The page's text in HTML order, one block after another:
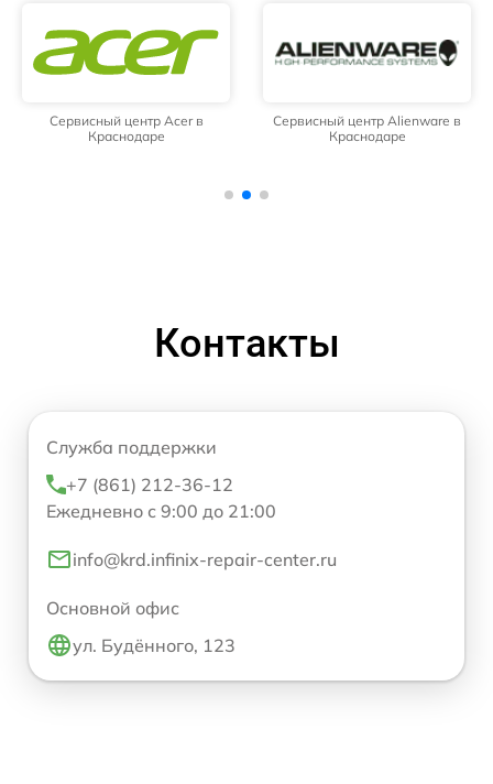
Сервисный центр Acer в
Краснодаре
Сервисный центр Alienware в
Краснодаре
Контакты
Служба поддержки
+7 (861) 212-36-12
Ежедневно с 9:00 до 21:00
info@krd.infinix-repair-center.ru
Основной офис
ул. Будённого, 123